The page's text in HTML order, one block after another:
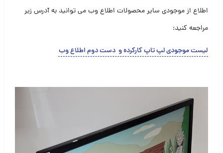
اطلاع از موجودی سایر محصولات اطلاع وب می توانید به آدرس زیر
مراجعه کنید:
لیست موجودی لپ تاپ کارکرده و دست دوم اطلاع وب